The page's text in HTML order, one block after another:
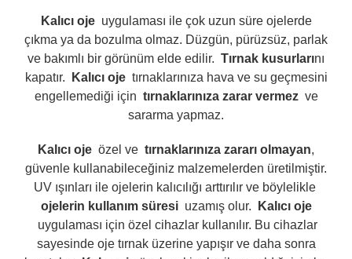
Kalıcı oje uygulaması ile çok uzun süre ojelerde
çıkma ya da bozulma olmaz. Düzgün, pürüzsüz, parlak
ve bakımlı bir görünüm elde edilir. Tırnak kusurlarını
kapatır.
Kalıcı oje tırnaklarınıza hava ve su geçmesini
engellemediği için tırnaklarınıza zarar vermez ve
sararma yapmaz.
Kalıcı oje özel ve tırnaklarınıza zararı olmayan,
güvenle kullanabileceğiniz malzemelerden üretilmiştir.
UV ışınları ile ojelerin kalıcılığı arttırılır ve böylelikle
ojelerin kullanım süresi uzamış olur.
Kalıcı oje
uygulaması için özel cihazlar kullanılır. Bu cihazlar
sayesinde oje tırnak üzerine yapışır ve daha sonra